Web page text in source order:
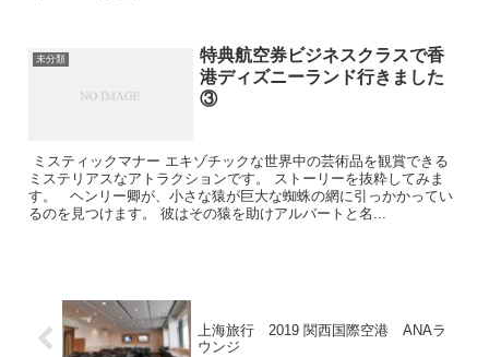
未分類
特典航空券ビジネスクラスで香
港ディズニーランド行きました
③
ミスティックマナー エキゾチックな世界中の芸術品を観賞できる
ミステリアスなアトラクションです。 ストーリーを抜粋してみま
す。 ヘンリー卿が、小さな猿が巨大な蜘蛛の網に引っかかってい
るのを見つけます。 彼はその猿を助けアルバートと名...
上海旅行 2019 関西国際空港 ANAラ
ウンジ